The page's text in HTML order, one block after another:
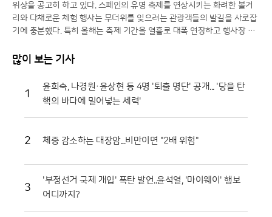
위상을 공고히 하고 있다. 스페인의 유명 축제를 연상시키는 화려한 볼거
리와 다채로운 체험 행사는 무더위를 잊으려는 관광객들의 발길을 사로잡
기에 충분했다. 특히 올해는 축제 기간을 열흘로 대폭 연장하고 행사장 공
응을 얻고 있다.일각에서는 멀쩡한 식재료를 으깨며 즐기는 모습에 우려의
어 있다. 축제에 사용되는 토마토는 상품성이 떨어져 폐기 위기에 처한 비
상품과들이다. 화천군은 이를 전량 매입해 축제용으로 활용함으로써 농가
에는 새로운 수익원을 제공하고, 축제가 끝난 뒤에는 으깨진 잔해물을 모
두 수거해 퇴비로 재활용한다. 버려질 농산물이 축제의 주인공이 되고 다
금반지를 찾아라' 프로그램이다. 수만 개의 토마토가 채워진 풀장 속에서
의 독특한 풍경이다. 단순히 반지를 찾는 재미를 넘어, 지역 특산물인 찰토
마토의 단단한 육질과 신선함을 온몸으로 체감할 수 있다는 점에서 브랜드
홍보 효과도 톡톡히 누리고 있다.기업과 지역 사회가 함께하는 나눔의 장
많이 보는 기사
1
윤희숙, 나경원·윤상현 등 4명 '퇴출 명단' 공개... '당을 탄
핵의 바다에 밀어넣는 세력'
2 체중 감소하는 대장암...비만이면 "2배 위험"
3
'부정선거 국제 개입' 폭탄 발언..윤석열, '마이웨이' 행보
어디까지?